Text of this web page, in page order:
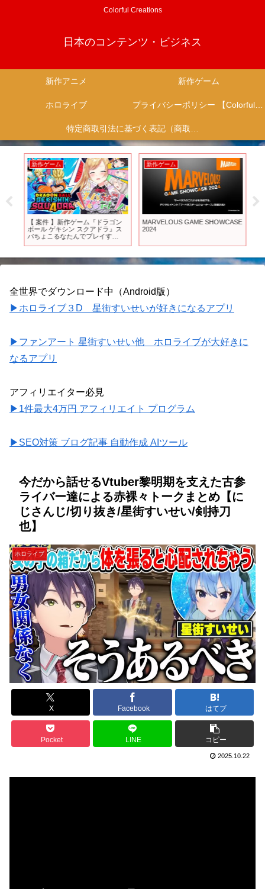
Colorful Creations
日本のコンテンツ・ビジネス
新作アニメ 新作ゲーム
ホロライブ プライバシーポリシー 【Colorful Creation】
特定商取引法に基づく表記（商取引に関する開示）
新作ゲーム
【 案件 】新作ゲーム『ドラゴン
ボール ゲキシン スクアドラ』ス
バちょこるなたんでプレイす
新作ゲーム
MARVELOUS GAME SHOWCASE
2024
全世界でダウンロード中（Android版）
▶ホロライブ３D 星街すいせいが好きになるアプリ
▶ファンアート 星街すいせい他 ホロライブが大好きに
なるアプリ
アフィリエイター必見
▶1件最大4万円 アフィリエイト プログラム
▶SEO対策 ブログ記事 自動作成 AIツール
今だから話せるVtuber黎明期を支えた古参
ライバー達による赤裸々トークまとめ【に
じさんじ/切り抜き/星街すいせい/剣持刀
也】
ホロライブ
X Facebook はてブ
Pocket LINE コピー
2025.10.22